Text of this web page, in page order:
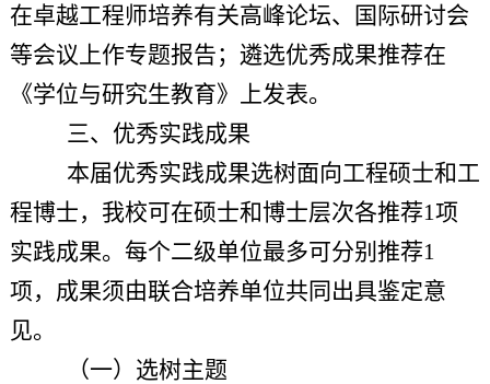
在卓越工程师培养有关高峰论坛、国际研讨会
等会议上作专题报告；遴选优秀成果推荐在
《学位与研究生教育》上发表。
三、 优秀实践成果
本届优秀实践成果选树面向工程硕士和工
程博士，我校可在硕士和博士层次各推荐1项
实践成果。 每个二级单位最多可分别推荐1
项， 成果须由联合培养单位共同出具鉴定意
见。
（一） 选树主题